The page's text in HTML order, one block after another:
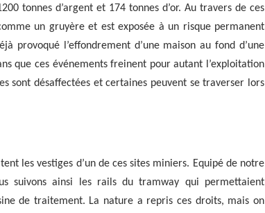
tonnes d’argent et 174 tonnes d’or. Au travers de ces
un gruyère et est exposée à un risque permanent
provoqué l’effondrement d’une maison au fond d’une
que ces événements freinent pour autant l’exploitation
sont désaffectées et certaines peuvent se traverser lors
les vestiges d’un de ces sites miniers. Equipé de notre
suivons ainsi les rails du tramway qui permettaient
de traitement. La nature a repris ces droits, mais on